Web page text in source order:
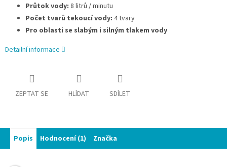
Průtok vody: 8 litrů / minutu
Počet tvarů tekoucí vody: 4 tvary
Pro oblasti se slabým i silným tlakem vody
Detailní informace
ZEPTAT SE HLÍDAT SDÍLET
Popis Hodnocení (1) Značka